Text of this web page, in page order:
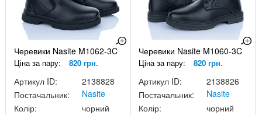
Черевики Nasite M1062-3C
Ціна за пару: 820 грн.
Артикул ID:
2138828
Постачальник:
Nasite
Колір:
чорний
Черевики Nasite M1060-3C
Ціна за пару: 820 грн.
Артикул ID:
2138826
Постачальник:
Nasite
Колір:
чорний